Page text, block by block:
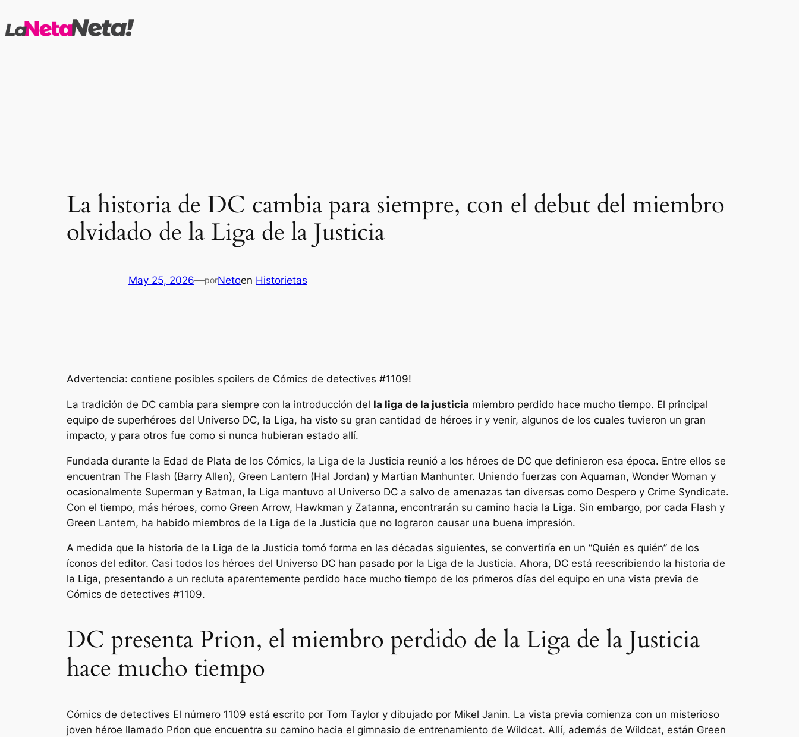
al
La historia de DC cambia para siempre, con el debut del miembro
olvidado de la Liga de la Justicia
May 25, 2026—porNetoen Historietas
Advertencia: contiene posibles spoilers de Cómics de detectives #1109!
La tradición de DC cambia para siempre con la introducción del la liga de la justicia miembro perdido hace mucho tiempo. El principal
equipo de superhéroes del Universo DC, la Liga, ha visto su gran cantidad de héroes ir y venir, algunos de los cuales tuvieron un gran
impacto, y para otros fue como si nunca hubieran estado allí.
Fundada durante la Edad de Plata de los Cómics, la Liga de la Justicia reunió a los héroes de DC que definieron esa época. Entre ellos se
encuentran The Flash (Barry Allen), Green Lantern (Hal Jordan) y Martian Manhunter. Uniendo fuerzas con Aquaman, Wonder Woman y
ocasionalmente Superman y Batman, la Liga mantuvo al Universo DC a salvo de amenazas tan diversas como Despero y Crime Syndicate.
Con el tiempo, más héroes, como Green Arrow, Hawkman y Zatanna, encontrarán su camino hacia la Liga. Sin embargo, por cada Flash y
Green Lantern, ha habido miembros de la Liga de la Justicia que no lograron causar una buena impresión.
A medida que la historia de la Liga de la Justicia tomó forma en las décadas siguientes, se convertiría en un “Quién es quién” de los
íconos del editor. Casi todos los héroes del Universo DC han pasado por la Liga de la Justicia. Ahora, DC está reescribiendo la historia de
la Liga, presentando a un recluta aparentemente perdido hace mucho tiempo de los primeros días del equipo en una vista previa de
Cómics de detectives #1109.
DC presenta Prion, el miembro perdido de la Liga de la Justicia
hace mucho tiempo
Cómics de detectives El número 1109 está escrito por Tom Taylor y dibujado por Mikel Janin. La vista previa comienza con un misterioso
joven héroe llamado Prion que encuentra su camino hacia el gimnasio de entrenamiento de Wildcat. Allí, además de Wildcat, están Green